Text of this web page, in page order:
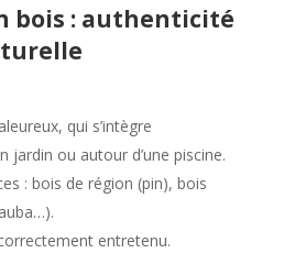
bois : authenticité
qui s’intègre
jardin ou autour d’une piscine.
: bois de région (pin), bois
entretenu.